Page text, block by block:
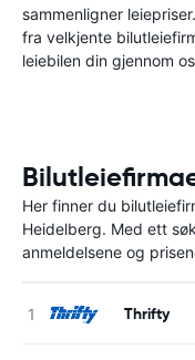
sammenligner
fra velkjente
leiebilen din gjennom
Her finner du
Heidelberg. Med ett
anmeldelsene og
Thrifty